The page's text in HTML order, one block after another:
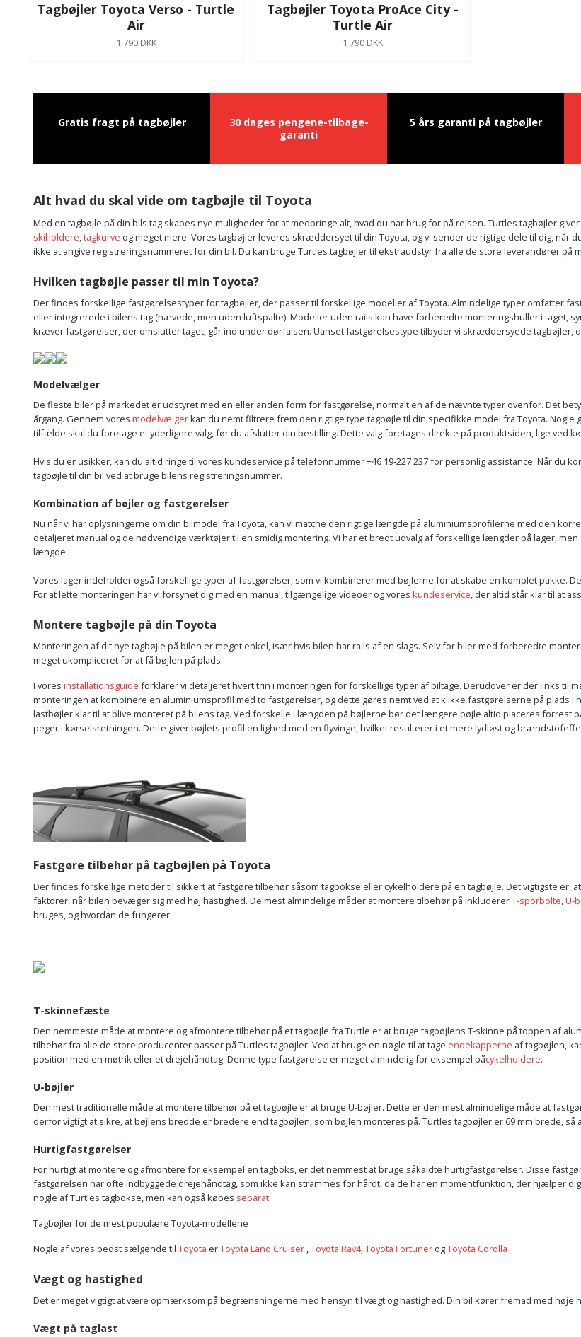
Tagbøjler Toyota Verso - Turtle
Air
1 790 DKK
Tagbøjler Toyota ProAce City -
Turtle Air
1 790 DKK
Gratis fragt på tagbøjler
30 dages pengene-tilbage-
garanti
5 års garanti på tagbøjler
Alt hvad du skal vide om tagbøjle til Toyota
Med en tagbøjle på din bils tag skabes nye muligheder for at medbringe alt, hvad du har brug for på rejsen. Turtles tagbøjler
skiholdere,tagkurve og meget mere. Vores tagbøjler leveres skræddersyet til din Toyota, og vi sender de rigtige dele til dig, når
ikke at angive registreringsnummeret for din bil. Du kan bruge Turtles tagbøjler til ekstraudstyr fra alle de store leverandører på
Hvilken tagbøjle passer til min Toyota?
Der findes forskellige fastgørelsestyper for tagbøjler, der passer til forskellige modeller af Toyota. Almindelige typer omfatter
eller integrerede i bilens tag (hævede, men uden luftspalte). Modeller uden rails kan have forberedte monteringshuller i taget,
kræver fastgørelser, der omslutter taget, går ind under dørfalsen. Uanset fastgørelsestype tilbyder vi skræddersyede
Modelvælger
De fleste biler på markedet er udstyret med en eller anden form for fastgørelse, normalt en af de nævnte typer ovenfor. Det
årgang. Gennem vores modelvælgerkan du nemt filtrere frem den rigtige type tagbøjle til din specifikke model fra Toyota.
tilfælde skal du foretage et yderligere valg, før du afslutter din bestilling. Dette valg foretages direkte på produktsiden, lige ved
Hvis du er usikker, kan du altid ringe til vores kundeservice på telefonnummer +46 19-227 237 for personlig assistance. Når du
tagbøjle til din bil ved at bruge bilens registreringsnummer.
Kombination af bøjler og fastgørelser
Nu når vi har oplysningerne om din bilmodel fra Toyota, kan vi matche den rigtige længde på aluminiumsprofilerne med den
detaljeret manual og de nødvendige værktøjer til en smidig montering. Vi har et bredt udvalg af forskellige længder på lager,
længde.
Vores lager indeholder også forskellige typer af fastgørelser, som vi kombinerer med bøjlerne for at skabe en komplet pakke.
For at lette monteringen har vi forsynet dig med en manual, tilgængelige videoer og vores kundeservice, der altid står klar til at
Montere tagbøjle på din Toyota
Monteringen af dit nye tagbøjle på bilen er meget enkel, især hvis bilen har rails af en slags. Selv for biler med forberedte
meget ukompliceret for at få bøjlen på plads.
I vores installationsguide forklarer vi detaljeret hvert trin i monteringen for forskellige typer af biltage. Derudover er der links til
monteringen at kombinere en aluminiumsprofil med to fastgørelser, og dette gøres nemt ved at klikke fastgørelserne på plads
lastbøjler klar til at blive monteret på bilens tag. Ved forskelle i længden på bøjlerne bør det længere bøjle altid placeres forrest
peger i kørselsretningen. Dette giver bøjlets profil en lighed med en flyvinge, hvilket resulterer i et mere lydløst og
Fastgøre tilbehør på tagbøjlen på Toyota
Der findes forskellige metoder til sikkert at fastgøre tilbehør såsom tagbokse eller cykelholdere på en tagbøjle. Det vigtigste er,
faktorer, når bilen bevæger sig med høj hastighed. De mest almindelige måder at montere tilbehør på inkludererT-sporbolte,U-
bruges, og hvordan de fungerer.
T-skinnefæste
Den nemmeste måde at montere og afmontere tilbehør på et tagbøjle fra Turtle er at bruge tagbøjlens T-skinne på toppen af
tilbehør fra alle de store producenter passer på Turtles tagbøjler. Ved at bruge en nøgle til at tage endekapperne af tagbøjlen,
position med en møtrik eller et drejehåndtag. Denne type fastgørelse er meget almindelig for eksempel påcykelholdere.
U-bøjler
Den mest traditionelle måde at montere tilbehør på et tagbøjle er at bruge U-bøjler. Dette er den mest almindelige måde at
derfor vigtigt at sikre, at bøjlens bredde er bredere end tagbøjlen, som bøjlen monteres på. Turtles tagbøjler er 69 mm brede, så
Hurtigfastgørelser
For hurtigt at montere og afmontere for eksempel en tagboks, er det nemmest at bruge såkaldte hurtigfastgørelser. Disse
fastgørelsen har ofte indbyggede drejehåndtag, som ikke kan strammes for hårdt, da de har en momentfunktion, der hjælper
nogle af Turtles tagbokse, men kan også købes separat.
Tagbøjler for de mest populære Toyota-modellene
Nogle af vores bedst sælgende til Toyota erToyota Land Cruiser ,Toyota Rav4,Toyota Fortuner ogToyota Corolla
Vægt og hastighed
Det er meget vigtigt at være opmærksom på begrænsningerne med hensyn til vægt og hastighed. Din bil kører fremad med høje
Vægt på taglast